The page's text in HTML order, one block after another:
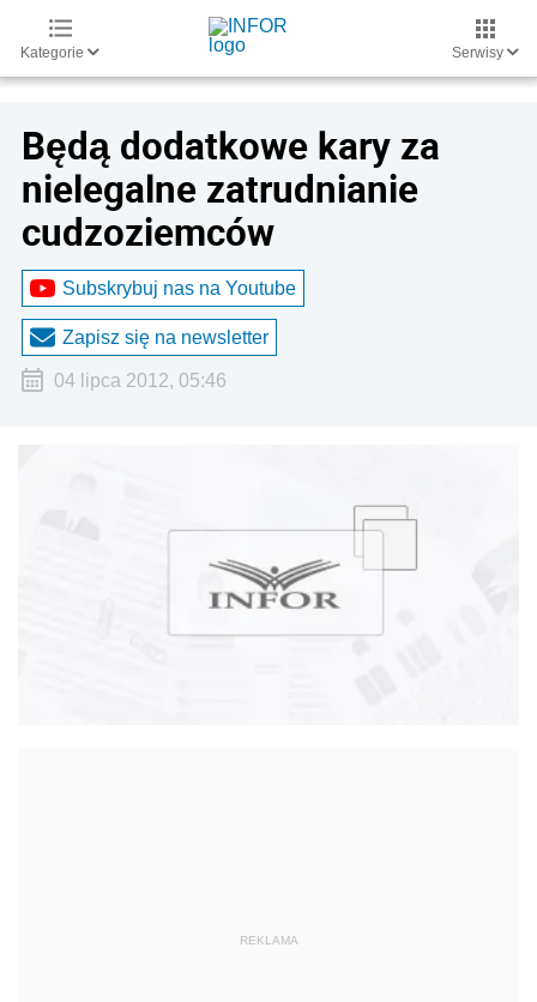
Kategorie Serwisy
Będą dodatkowe kary za
nielegalne zatrudnianie
cudzoziemców
Subskrybuj nas na Youtube
Zapisz się na newsletter
04 lipca 2012, 05:46